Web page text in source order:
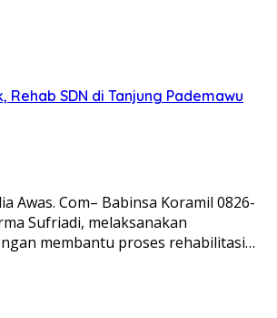
Rehab SDN di Tanjung Pademawu
Awas. Com– Babinsa Koramil 0826-
Sufriadi, melaksanakan
membantu proses rehabilitasi…